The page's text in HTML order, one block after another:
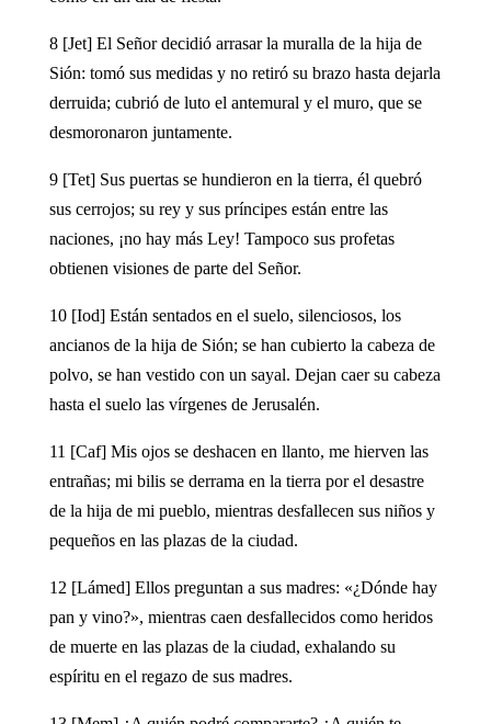
8 [Jet] El Señor decidió arrasar la muralla de la hija de
Sión: tomó sus medidas y no retiró su brazo hasta dejarla
derruida; cubrió de luto el antemural y el muro, que se
desmoronaron juntamente.
9 [Tet] Sus puertas se hundieron en la tierra, él quebró
sus cerrojos; su rey y sus príncipes están entre las
naciones, ¡no hay más Ley! Tampoco sus profetas
obtienen visiones de parte del Señor.
10 [Iod] Están sentados en el suelo, silenciosos, los
ancianos de la hija de Sión; se han cubierto la cabeza de
polvo, se han vestido con un sayal. Dejan caer su cabeza
hasta el suelo las vírgenes de Jerusalén.
11 [Caf] Mis ojos se deshacen en llanto, me hierven las
entrañas; mi bilis se derrama en la tierra por el desastre
de la hija de mi pueblo, mientras desfallecen sus niños y
pequeños en las plazas de la ciudad.
12 [Lámed] Ellos preguntan a sus madres: «¿Dónde hay
pan y vino?», mientras caen desfallecidos como heridos
de muerte en las plazas de la ciudad, exhalando su
espíritu en el regazo de sus madres.